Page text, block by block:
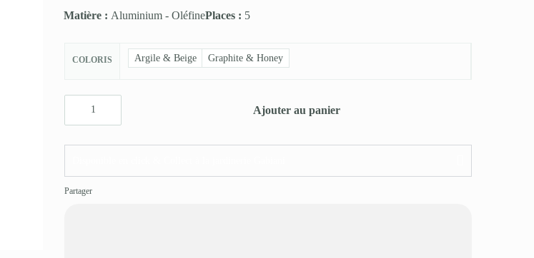
Matière : Aluminium - OléfinePlaces : 5
COLORIS Argile & Beige Graphite & Honey
Ajouter au panier
Partager